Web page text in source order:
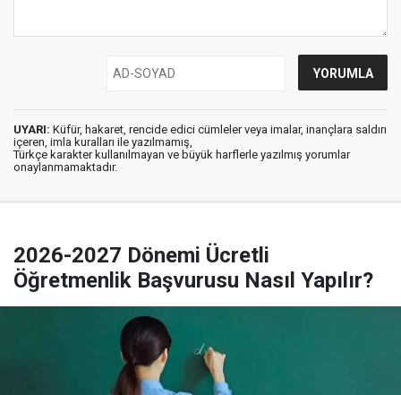
UYARI: Küfür, hakaret, rencide edici cümleler veya imalar, inançlara saldırı
içeren, imla kuralları ile yazılmamış,
Türkçe karakter kullanılmayan ve büyük harflerle yazılmış yorumlar
onaylanmamaktadır.
2026-2027 Dönemi Ücretli
Öğretmenlik Başvurusu Nasıl Yapılır?